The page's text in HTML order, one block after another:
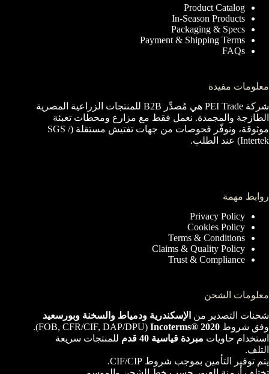
Product Catalog
In-Season Products
Packaging & Specs
Payment & Shipping Terms
FAQs
معلومات مفيدة
شركة PEI Trade هي مُصدِّر B2B للمنتجات الزراعية المصرية
الطازجة والمجمدة. نعمل فقط مع مزارع ومحطات تعبئة
موثوقة، ونوفّر فحوصات من جهات تفتيش مستقلة (SGS /
Intertek) عند الطلب.
روابط مهمة
Privacy Policy
Cookies Policy
Terms & Conditions
Claims & Quality Policy
Trust & Compliance
معلومات الشحن
شحنات التصدير من الإسكندرية ودمياط والسخنة وبورسعيد
وفق شروط Incoterms® 2020
‏(FOB, CFR/CIF, DAP/DPU).
استخدام حاويات مبردة قياسية 40 قدم
للمنتجات سريعة
التلف.
يتم توفير التأمين بموجب شروط CIF/CIP.